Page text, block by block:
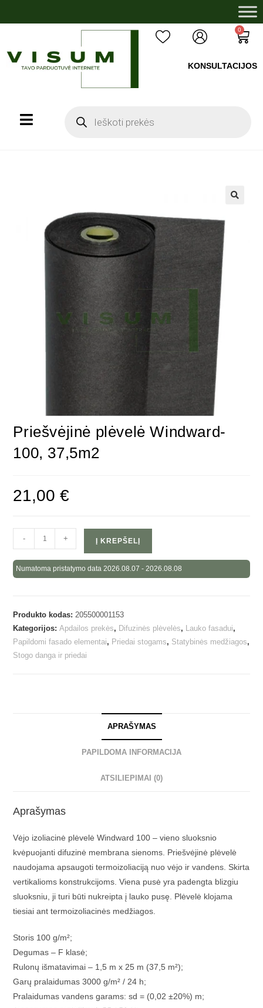
0
KONSULTACIJOS
Priešvėjinė plėvelė Windward-
100, 37,5m2
21,00€
- + Į KREPŠELĮ
Numatoma pristatymo data 2026.08.07 - 2026.08.08
Produkto kodas:205500001153
Kategorijos:Apdailos prekės, Difuzinės plėvelės, Lauko fasadui,
Papildomi fasado elementai, Priedai stogams, Statybinės medžiagos,
Stogo danga ir priedai
APRAŠYMAS
PAPILDOMA INFORMACIJA
ATSILIEPIMAI (0)
Aprašymas
Vėjo izoliacinė plėvelė Windward 100 – vieno sluoksnio
kvėpuojanti difuzinė membrana sienoms. Priešvėjinė plėvelė
naudojama apsaugoti termoizoliaciją nuo vėjo ir vandens. Skirta
vertikalioms konstrukcijoms. Viena pusė yra padengta blizgiu
sluoksniu, ji turi būti nukreipta į lauko pusę. Plėvelė klojama
tiesiai ant termoizoliacinės medžiagos.
Storis 100 g/m²;
Degumas – F klasė;
Rulonų išmatavimai – 1,5 m x 25 m (37,5 m²);
Garų pralaidumas 3000 g/m² / 24 h;
Pralaidumas vandens garams: sd = (0,02 ±20%) m;